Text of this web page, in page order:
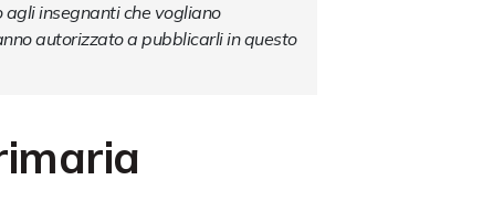
agli insegnanti che vogliano
autorizzato a pubblicarli in questo